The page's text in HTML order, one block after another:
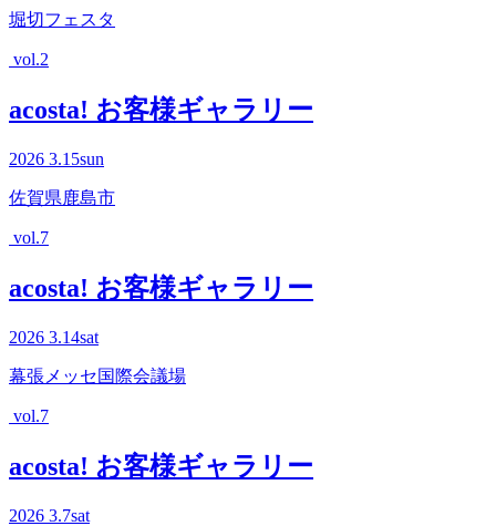
堀切フェスタ
vol.2
acosta! お客様ギャラリー
2026 3.15sun
佐賀県鹿島市
vol.7
acosta! お客様ギャラリー
2026 3.14sat
幕張メッセ国際会議場
vol.7
acosta! お客様ギャラリー
2026 3.7sat